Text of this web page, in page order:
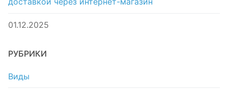
01.12.2025
РУБРИКИ
Виды